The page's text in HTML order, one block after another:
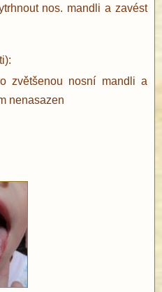
nos. mandli a zavést
zvětšenou nosní mandli a
nenasazen